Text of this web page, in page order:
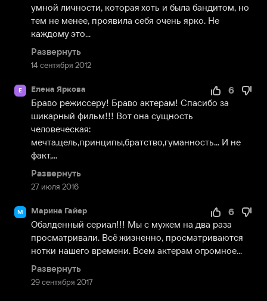
14 сентября 2012
умной личности, которая хоть и была бандитом, но
тем не менее, проявила себя очень ярко. Не
каждому это...
Развернуть
Е Елена Яркова
27 июля 2016
6
Браво режиссеру! Браво актерам! Спасибо за
шикарный фильм!!! Вот она сущность
человеческая:
мечта,цель,принципы,братство,гуманность... И не
факт,...
Развернуть
М Марина Гайер
29 сентября 2017
6
Обалденный сериал!!! Мы с мужем на два раза
просматривали. Всё жизненно, просматриваются
нотки нашего времени. Всем актерам огромное...
Развернуть